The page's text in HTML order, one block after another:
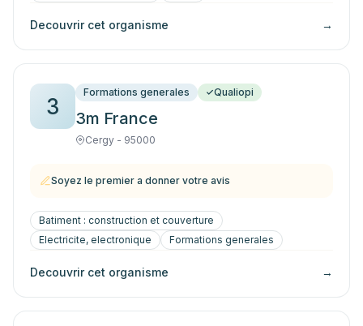
Decouvrir cet organisme →
3
Formations generales Qualiopi
3m France
Cergy - 95000
Soyez le premier a donner votre avis
Batiment : construction et couverture
Electricite, electronique
Formations generales
Decouvrir cet organisme →